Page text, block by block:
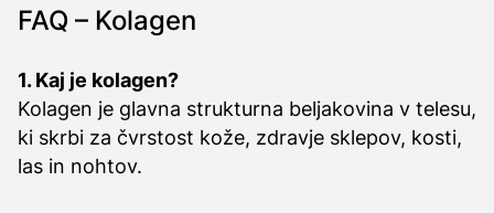
FAQ – Kolagen
1. Kaj je kolagen?
Kolagen je glavna strukturna beljakovina v telesu,
ki skrbi za čvrstost kože, zdravje sklepov, kosti,
las in nohtov.